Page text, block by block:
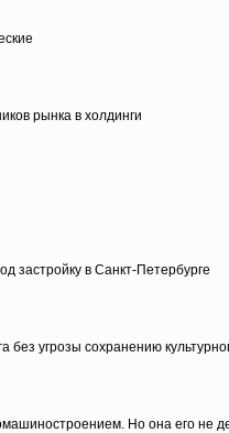
рынка в холдинги
застройку в Санкт-Петербурге
без угрозы сохранению
Но она его не